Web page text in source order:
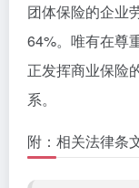
团体保险的企业
64%。唯有在尊
正发挥商业保险
系。
附：相关法律条